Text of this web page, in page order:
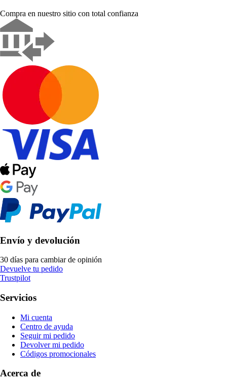
Compra en nuestro sitio con total confianza
Envío y devolución
30 días para cambiar de opinión
Devuelve tu pedido
Trustpilot
Servicios
Mi cuenta
Centro de ayuda
Seguir mi pedido
Devolver mi pedido
Códigos promocionales
Acerca de